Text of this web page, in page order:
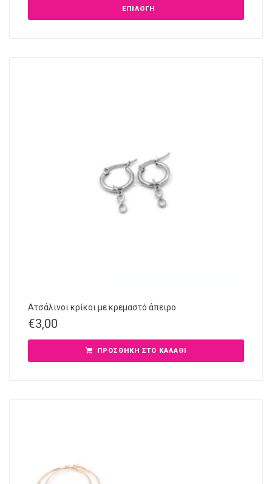
ΕΠΙΛΟΓΉ
Ατσάλινοι κρίκοι με κρεμαστό άπειρο
€3,00
ΠΡΟΣΘΉΚΗ ΣΤΟ ΚΑΛΆΘΙ